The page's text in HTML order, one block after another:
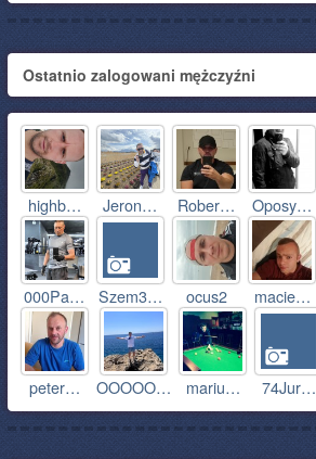
Ostatnio zalogowani mężczyźni
highb… Jeron… Rober… Oposy…
000Pa… Szem3… ocus2 macie…
peter… OOOOO… mariu… 74Jur…